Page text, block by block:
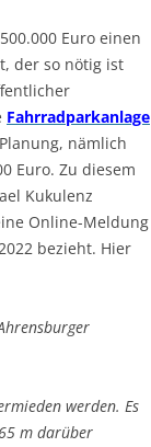
Euro einen
der so nötig ist
Fahrradparkanlage
nämlich
Euro. Zu diesem
Kukulenz
Online-Meldung
bezieht. Hier
werden. Es
m darüber